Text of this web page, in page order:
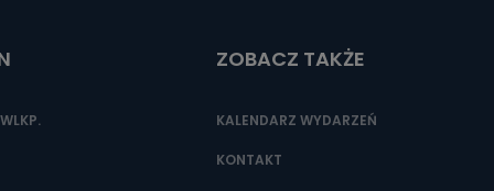
ze
ZOBACZ TAKŻE
KALENDARZ WYDARZEŃ
KONTAKT